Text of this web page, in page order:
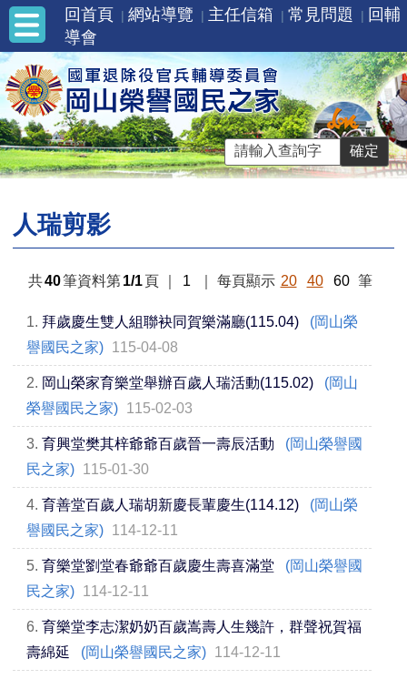
回首頁 網站導覽 主任信箱 常見問題
回輔
導會
人瑞剪影
共40筆資料第 1/1 頁 1 每頁顯示 20 40 60 筆
1. 拜歲慶生雙人組聯袂同賀樂滿廳(115.04)
(岡山榮
譽國民之家) 115-04-08
2. 岡山榮家育樂堂舉辦百歲人瑞活動(115.02)
(岡山
榮譽國民之家) 115-02-03
3. 育興堂樊其梓爺爺百歲晉一壽辰活動
(岡山榮譽國
民之家) 115-01-30
4. 育善堂百歲人瑞胡新慶長輩慶生(114.12)
(岡山榮
譽國民之家) 114-12-11
5. 育樂堂劉堂春爺爺百歲慶生壽喜滿堂
(岡山榮譽國
民之家) 114-12-11
6. 育樂堂李志潔奶奶百歲嵩壽人生幾許，群聲祝賀福
壽綿延
(岡山榮譽國民之家) 114-12-11